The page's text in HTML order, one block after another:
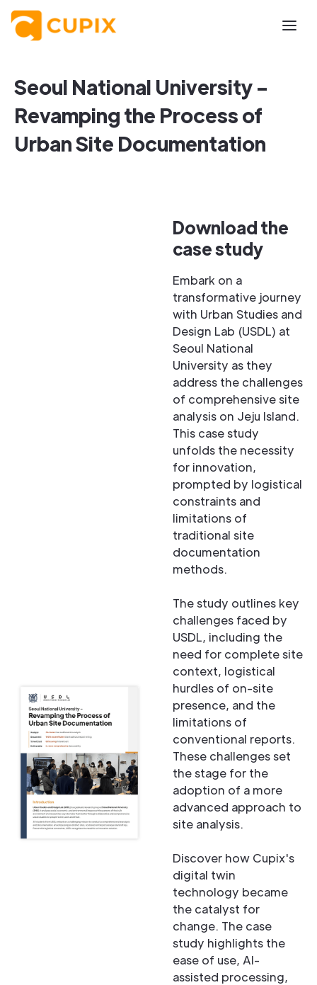
Seoul National University -
Revamping the Process of
Urban Site Documentation
Download the
case study
Embark on a
transformative journey
with Urban Studies and
Design Lab (USDL) at
Seoul National
University as they
address the challenges
of comprehensive site
analysis on Jeju Island.
This case study
unfolds the necessity
for innovation,
prompted by logistical
constraints and
limitations of
traditional site
documentation
methods.
The study outlines key
challenges faced by
USDL, including the
need for complete site
context, logistical
hurdles of on-site
presence, and the
limitations of
conventional reports.
These challenges set
the stage for the
adoption of a more
advanced approach to
site analysis.
Discover how Cupix's
digital twin
technology became
the catalyst for
change. The case
study highlights the
ease of use, AI-
assisted processing,